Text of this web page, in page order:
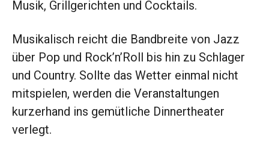
Musik, Grillgerichten und Cocktails.
Musikalisch reicht die Bandbreite von Jazz
über Pop und Rock’n’Roll bis hin zu Schlager
und Country. Sollte das Wetter einmal nicht
mitspielen, werden die Veranstaltungen
kurzerhand ins gemütliche Dinnertheater
verlegt.